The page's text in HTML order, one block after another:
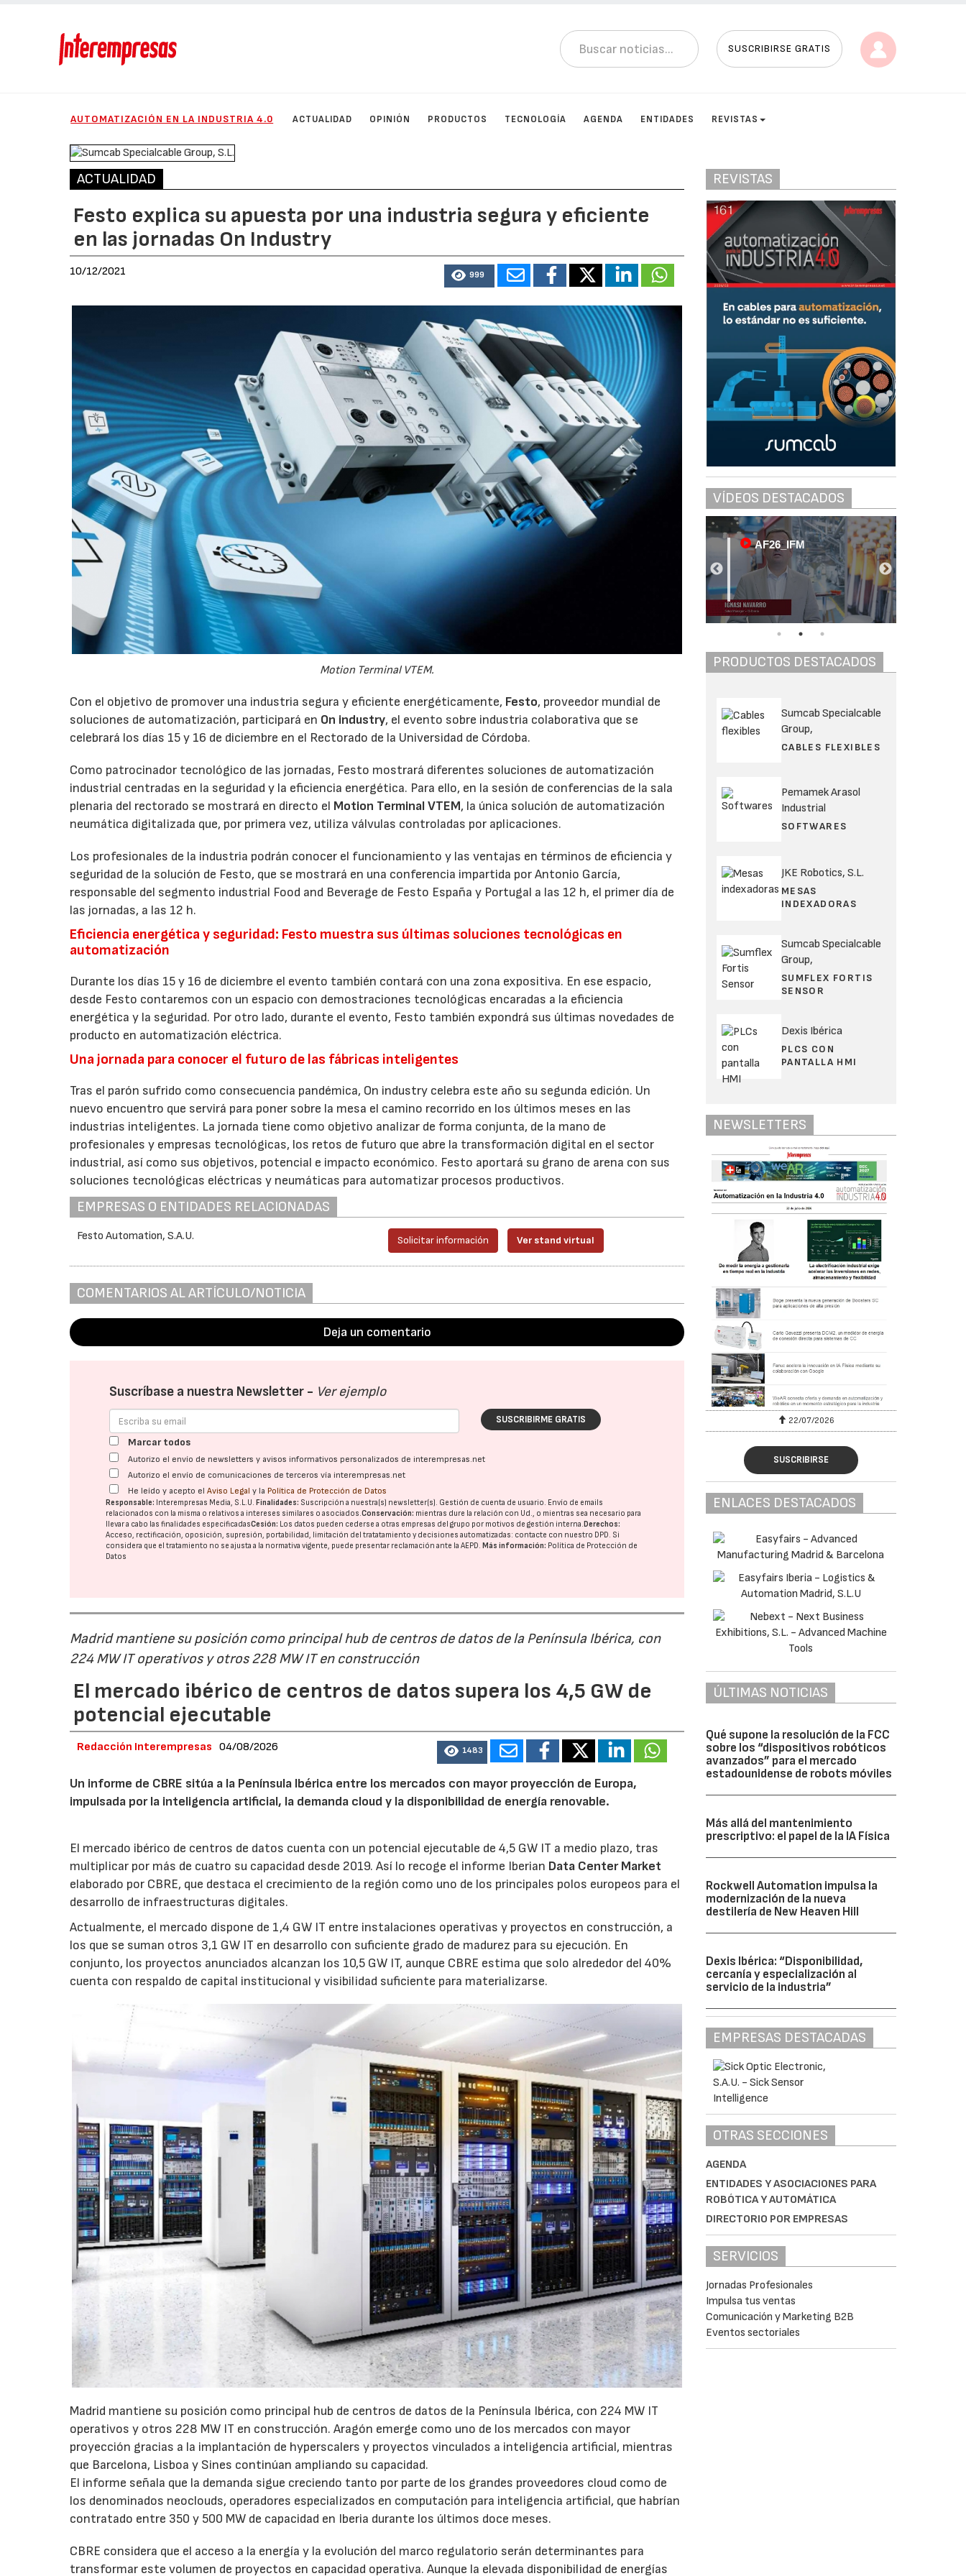
SUSCRIBIRSE GRATIS
AUTOMATIZACIÓN EN LA INDUSTRIA 4.0 ACTUALIDAD OPINIÓN PRODUCTOS TECNOLOGÍA AGENDA ENTIDADES REVISTAS
ACTUALIDAD
Festo explica su apuesta por una industria segura y eficiente
en las jornadas On Industry
10/12/2021 999
Motion Terminal VTEM.
Con el objetivo de promover una industria segura y eficiente energéticamente, Festo, proveedor mundial de
soluciones de automatización, participará en On industry, el evento sobre industria colaborativa que se
celebrará los días 15 y 16 de diciembre en el Rectorado de la Universidad de Córdoba.
Como patrocinador tecnológico de las jornadas, Festo mostrará diferentes soluciones de automatización
industrial centradas en la seguridad y la eficiencia energética. Para ello, en la sesión de conferencias de la sala
plenaria del rectorado se mostrará en directo el Motion Terminal VTEM, la única solución de automatización
neumática digitalizada que, por primera vez, utiliza válvulas controladas por aplicaciones.
Los profesionales de la industria podrán conocer el funcionamiento y las ventajas en términos de eficiencia y
seguridad de la solución de Festo, que se mostrará en una conferencia impartida por Antonio García,
responsable del segmento industrial Food and Beverage de Festo España y Portugal a las 12 h, el primer día de
las jornadas, a las 12 h.
Eficiencia energética y seguridad: Festo muestra sus últimas soluciones tecnológicas en
automatización
Durante los días 15 y 16 de diciembre el evento también contará con una zona expositiva. En ese espacio,
desde Festo contaremos con un espacio con demostraciones tecnológicas encaradas a la eficiencia
energética y la seguridad. Por otro lado, durante el evento, Festo también expondrá sus últimas novedades de
producto en automatización eléctrica.
Una jornada para conocer el futuro de las fábricas inteligentes
Tras el parón sufrido como consecuencia pandémica, On industry celebra este año su segunda edición. Un
nuevo encuentro que servirá para poner sobre la mesa el camino recorrido en los últimos meses en las
industrias inteligentes. La jornada tiene como objetivo analizar de forma conjunta, de la mano de
profesionales y empresas tecnológicas, los retos de futuro que abre la transformación digital en el sector
industrial, así como sus objetivos, potencial e impacto económico. Festo aportará su grano de arena con sus
soluciones tecnológicas eléctricas y neumáticas para automatizar procesos productivos.
EMPRESAS O ENTIDADES RELACIONADAS
Festo Automation, S.A.U. Solicitar información Ver stand virtual
COMENTARIOS AL ARTÍCULO/NOTICIA
Deja un comentario
Suscríbase a nuestra Newsletter - Ver ejemplo
SUSCRIBIRME GRATIS
Marcar todos
Autorizo el envío de newsletters y avisos informativos personalizados de interempresas.net
Autorizo el envío de comunicaciones de terceros vía interempresas.net
He leído y acepto elAviso Legal y la Política de Protección de Datos
Responsable: Interempresas Media, S.L.U. Finalidades: Suscripción a nuestra(s) newsletter(s). Gestión de cuenta de usuario. Envío de emails
relacionados con la misma o relativos a intereses similares o asociados.Conservación: mientras dure la relación con Ud., o mientras sea necesario para
llevar a cabo las finalidades especificadasCesión: Los datos pueden cederse a otras empresas del grupo por motivos de gestión interna. Derechos:
Acceso, rectificación, oposición, supresión, portabilidad, limitación del tratatamiento y decisiones automatizadas: contacte con nuestro DPD. Si
considera que el tratamiento no se ajusta a la normativa vigente, puede presentar reclamación ante laAEPD. Más información: Política de Protección de
Datos
Madrid mantiene su posición como principal hub de centros de datos de la Península Ibérica, con
224 MW IT operativos y otros 228 MW IT en construcción
El mercado ibérico de centros de datos supera los 4,5 GW de
potencial ejecutable
Redacción Interempresas 04/08/2026 1483
Un informe de CBRE sitúa a la Península Ibérica entre los mercados con mayor proyección de Europa,
impulsada por la inteligencia artificial, la demanda cloud y la disponibilidad de energía renovable.
El mercado ibérico de centros de datos cuenta con un potencial ejecutable de 4,5 GW IT a medio plazo, tras
multiplicar por más de cuatro su capacidad desde 2019. Así lo recoge el informe Iberian Data Center Market
elaborado por CBRE, que destaca el crecimiento de la región como uno de los principales polos europeos para el
desarrollo de infraestructuras digitales.
Actualmente, el mercado dispone de 1,4 GW IT entre instalaciones operativas y proyectos en construcción, a
los que se suman otros 3,1 GW IT en desarrollo con suficiente grado de madurez para su ejecución. En
conjunto, los proyectos anunciados alcanzan los 10,5 GW IT, aunque CBRE estima que solo alrededor del 40%
cuenta con respaldo de capital institucional y visibilidad suficiente para materializarse.
Madrid mantiene su posición como principal hub de centros de datos de la Península Ibérica, con 224 MW IT
operativos y otros 228 MW IT en construcción. Aragón emerge como uno de los mercados con mayor
proyección gracias a la implantación de hyperscalers y proyectos vinculados a inteligencia artificial, mientras
que Barcelona, Lisboa y Sines continúan ampliando su capacidad.
El informe señala que la demanda sigue creciendo tanto por parte de los grandes proveedores cloud como de
los denominados neoclouds, operadores especializados en computación para inteligencia artificial, que habrían
contratado entre 350 y 500 MW de capacidad en Iberia durante los últimos doce meses.
CBRE considera que el acceso a la energía y la evolución del marco regulatorio serán determinantes para
transformar este volumen de proyectos en capacidad operativa. Aunque la elevada disponibilidad de energías
REVISTAS
VÍDEOS DESTACADOS
AF26_IFM
PRODUCTOS DESTACADOS
Sumcab Specialcable
Group,
CABLES FLEXIBLES
Pemamek Arasol
Industrial
SOFTWARES
JKE Robotics, S.L.
MESAS
INDEXADORAS
Sumcab Specialcable
Group,
SUMFLEX FORTIS
SENSOR
Dexis Ibérica
PLCS CON
PANTALLA HMI
NEWSLETTERS
29/07/2026 22/07/2026
SUSCRIBIRSE
ENLACES DESTACADOS
ÚLTIMAS NOTICIAS
Qué supone la resolución de la FCC
sobre los “dispositivos robóticos
avanzados” para el mercado
estadounidense de robots móviles
Más allá del mantenimiento
prescriptivo: el papel de la IA Física
Rockwell Automation impulsa la
modernización de la nueva
destilería de New Heaven Hill
Dexis Ibérica: “Disponibilidad,
cercanía y especialización al
servicio de la industria”
EMPRESAS DESTACADAS
OTRAS SECCIONES
AGENDA
ENTIDADES Y ASOCIACIONES PARA
ROBÓTICA Y AUTOMÁTICA
DIRECTORIO POR EMPRESAS
SERVICIOS
Jornadas Profesionales
Impulsa tus ventas
Comunicación y Marketing B2B
Eventos sectoriales